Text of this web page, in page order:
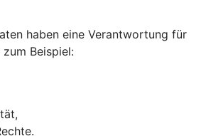
haben eine Verantwortung für
zum Beispiel: